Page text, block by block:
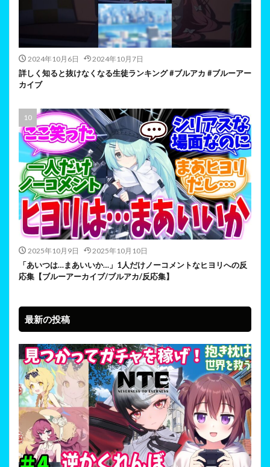
2024年10月6日 2024年10月7日
詳しく知ると抜けなくなる生徒ランキング #ブルアカ #ブルーアー
カイブ
2025年10月9日 2025年10月10日
「あいつは…まあいいか…」1人だけノーコメントなヒヨリへの反
応集【ブルーアーカイブ/ブルアカ/反応集】
最新の投稿